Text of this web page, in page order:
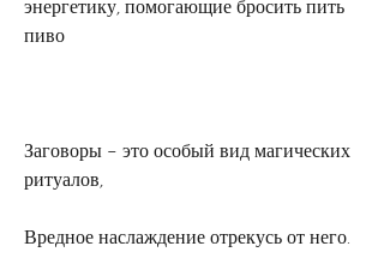
энергетику, помогающие бросить пить
пиво
Заговоры – это особый вид магических
ритуалов,
Вредное наслаждение отрекусь от него.